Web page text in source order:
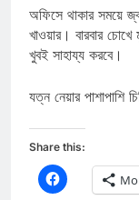
অফিসে থাকার সময়ে
খাওয়ার। বারবার
খুবই সাহায্য করবে।
যত্ন নেয়ার পাশাপাশি
Share this:
Click
to